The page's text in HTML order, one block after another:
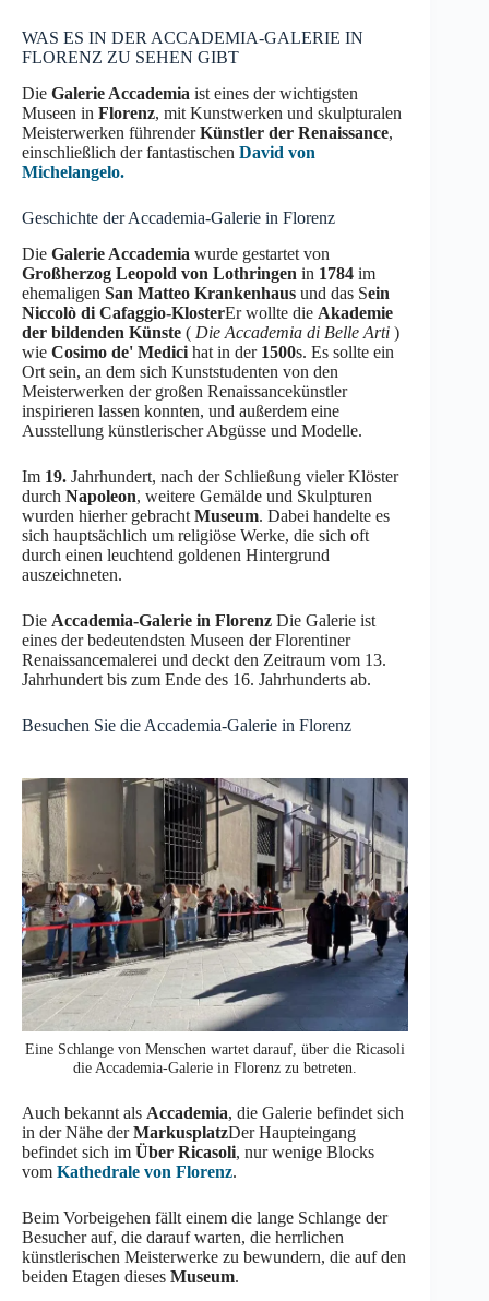
WAS ES IN DER ACCADEMIA-GALERIE IN
FLORENZ ZU SEHEN GIBT
Die Galerie Accademia ist eines der wichtigsten
Museen in Florenz, mit Kunstwerken und skulpturalen
Meisterwerken führenderKünstler der Renaissance,
einschließlich der fantastischen David von
Michelangelo.
Geschichte der Accademia-Galerie in Florenz
Die Galerie Accademia wurde gestartet von
Großherzog Leopold von Lothringen in 1784 im
ehemaligen San Matteo Krankenhaus und das Sein
Niccolò di Cafaggio-KlosterEr wollte die Akademie
der bildenden Künste ( Die Accademia di Belle Arti )
wie Cosimo de' Medici hat in der 1500s. Es sollte ein
Ort sein, an dem sich Kunststudenten von den
Meisterwerken der großen Renaissancekünstler
inspirieren lassen konnten, und außerdem eine
Ausstellung künstlerischer Abgüsse und Modelle.
Im 19. Jahrhundert, nach der Schließung vieler Klöster
durch Napoleon, weitere Gemälde und Skulpturen
wurden hierher gebracht Museum. Dabei handelte es
sich hauptsächlich um religiöse Werke, die sich oft
durch einen leuchtend goldenen Hintergrund
auszeichneten.
Die Accademia-Galerie in Florenz Die Galerie ist
eines der bedeutendsten Museen der Florentiner
Renaissancemalerei und deckt den Zeitraum vom 13.
Jahrhundert bis zum Ende des 16. Jahrhunderts ab.
Besuchen Sie die Accademia-Galerie in Florenz
Eine Schlange von Menschen wartet darauf, über die Ricasoli
die Accademia-Galerie in Florenz zu betreten.
Auch bekannt als Accademia, die Galerie befindet sich
in der Nähe derMarkusplatzDer Haupteingang
befindet sich im Über Ricasoli, nur wenige Blocks
vom Kathedrale von Florenz.
Beim Vorbeigehen fällt einem die lange Schlange der
Besucher auf, die darauf warten, die herrlichen
künstlerischen Meisterwerke zu bewundern, die auf den
beiden Etagen dieses Museum.